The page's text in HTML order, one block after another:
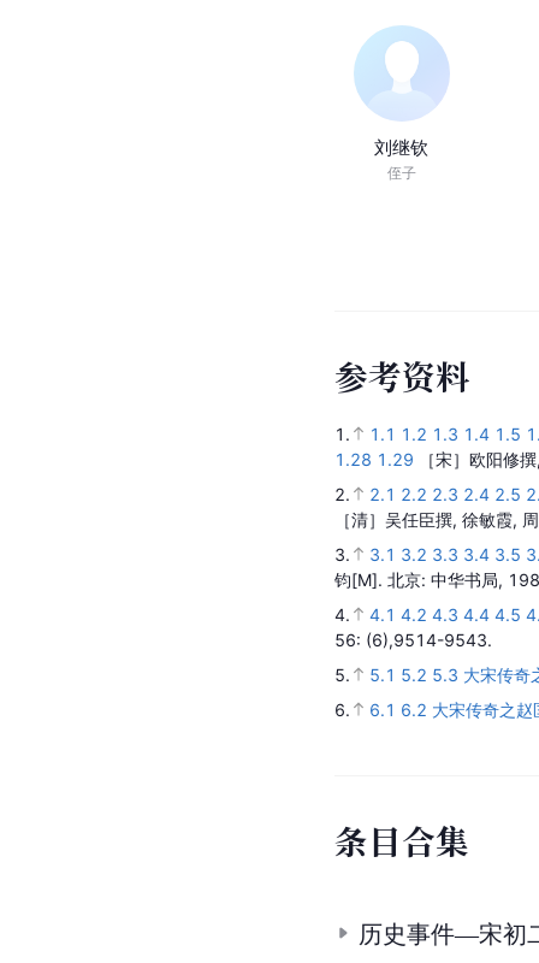
刘继钦
侄子
参考资料
1. 1.1 1.2 1.3 1.4 1.5
1.28 1.29
［宋］欧阳修
2.
2.1 2.2 2.3 2.4 2.5
［清］吴任臣撰, 徐敏霞,
3.
3.1 3.2 3.3 3.4 3.5
钧[M]. 北京: 中华书局,
4.
4.1 4.2 4.3 4.4 4.5
56: (6),9514-9543.
5.
5.1 5.2 5.3 大宋传奇
6.
6.1 6.2 大宋传奇之赵
条目合集
历史事件—宋初